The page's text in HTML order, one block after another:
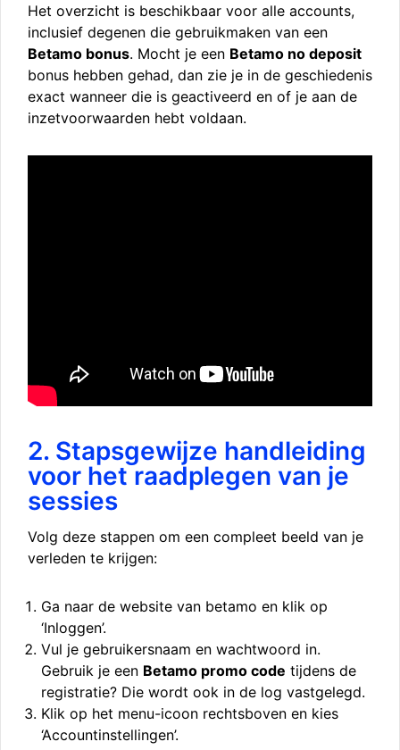
Het overzicht is beschikbaar voor alle accounts,
inclusief degenen die gebruikmaken van een
Betamo bonus. Mocht je een Betamo no deposit
bonus hebben gehad, dan zie je in de geschiedenis
exact wanneer die is geactiveerd en of je aan de
inzetvoorwaarden hebt voldaan.
2. Stapsgewijze handleiding
voor het raadplegen van je
sessies
Volg deze stappen om een compleet beeld van je
verleden te krijgen:
Ga naar de website van betamo en klik op
‘Inloggen’.
Vul je gebruikersnaam en wachtwoord in.
Gebruik je een Betamo promo code tijdens de
registratie? Die wordt ook in de log vastgelegd.
Klik op het menu-icoon rechtsboven en kies
‘Accountinstellingen’.